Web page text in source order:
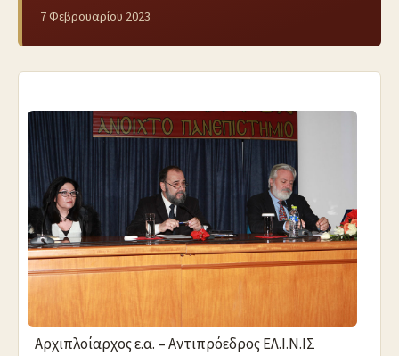
7 Φεβρουαρίου 2023
Αρχιπλοίαρχος ε.α. – Αντιπρόεδρος ΕΛ.Ι.Ν.ΙΣ